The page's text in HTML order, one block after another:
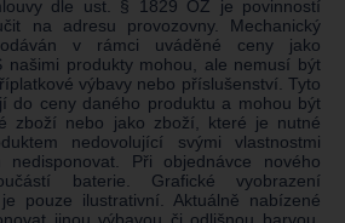
dle ust. § 1829 OZ je povinností
na adresu provozovny. Mechanický
v rámci uváděné ceny jako
našimi produkty mohou, ale nemusí být
výbavy nebo příslušenství. Tyto
do ceny daného produktu a mohou být
zboží nebo jako zboží, které je nutné
nedovolující svými vlastnostmi
nedisponovat. Při objednávce nového
baterie. Grafické vyobrazení
pouze ilustrativní. Aktuálně nabízené